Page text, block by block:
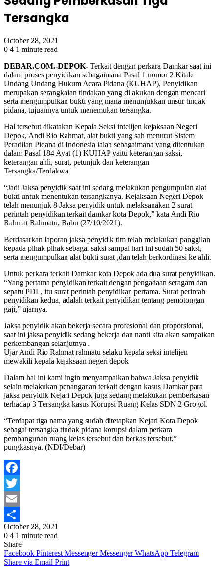
Tersangka
October 28, 2021
0 4 1 minute read
DEBAR.COM.-DEPOK- Terkait dengan perkara Damkar saat ini
dalam proses penyidikan sebagaimana Pasal 1 nomor 2 Kitab
Undang Undang Hukum Acara Pidana (KUHAP), Penyidikan
merupakan serangkaian tindakan yang dilakukan dengan mencari
serta mengumpulkan bukti yang mana menunjukkan unsur tindak
pidana, tujuannya untuk menemukan tersangka.
Hal tersebut dikatakan Kepala Seksi intelijen kejaksaan Negeri
Depok, Andi Rio Rahmat, alat bukti yang sah menurut Sistem
Peradilan Pidana di Indonesia ialah sebagaimana yang ditentukan
dalam Pasal 184 Ayat (1) KUHAP yaitu keterangan saksi,
keterangan ahli, surat, petunjuk dan keterangan
Tersangka/Terdakwa.
“Jadi Jaksa penyidik saat ini sedang melakukan pengumpulan alat
bukti untuk menentukan tersangkanya. Kejaksaan Negeri Depok
telah menunjuk 8 Jaksa penyidik untuk melaksanakan 2 surat
perintah penyidikan terkait damkar kota Depok,” kata Andi Rio
Rahmat Rahmatu, Rabu (27/10/2021).
Berdasarkan laporan jaksa penyidik tim telah melakukan panggilan
kepada pihak pihak sebagai saksi sampai hari ini sudah 50 saksi,
serta mengumpulkan alat bukti surat ,dan telah berkordinasi ke ahli.
Untuk perkara terkait Damkar kota Depok ada dua surat penyidikan.
“Yang pertama penyidikan terkait dengan pengadaan seragam dan
sepatu PDL, itu surat perintah penyidikan pertama. Surat perintah
penyidikan kedua, adalah terkait penyidikan tentang pemotongan
gaji,” ujarnya.
Jaksa penyidik akan bekerja secara profesional dan proporsional,
saat ini jaksa penyidik sedang bekerja dan nanti kita akan sampaikan
perkembangan selanjutnya .
Ujar Andi Rio Rahmat rahmatu selaku kepala seksi intelijen
mewakili kepala kejaksaan negeri depok
Dalam hal ini kami ingin menyampaikan bahwa Jaksa penyidik
selain melakukan penanganan terkait dengan kasus Damkar para
jaksa penyidik Kejari Depok juga sedang melakukan pemberkasan
terhadap 3 Tersangka kasus Korupsi Ruang Kelas SDN 2 Grogol.
“Terdapat tiga nama yang sudah ditetapkan Kejari Kota Depok
sebagai tersangka tindak pidana korupsi dalam perkara
pembangunan ruang kelas tersebut dan berkas tersebut,”
pungkasnya. (NDI/Debar)
Facebook
Twitter
Email
Share
October 28, 2021
0 4 1 minute read
Share
Facebook Pinterest Messenger Messenger WhatsApp Telegram
Share via Email Print